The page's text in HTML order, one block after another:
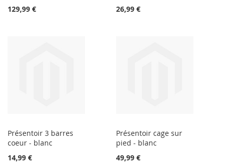
129,99 €
26,99 €
Présentoir 3 barres
coeur - blanc
14,99 €
Présentoir cage sur
pied - blanc
49,99 €